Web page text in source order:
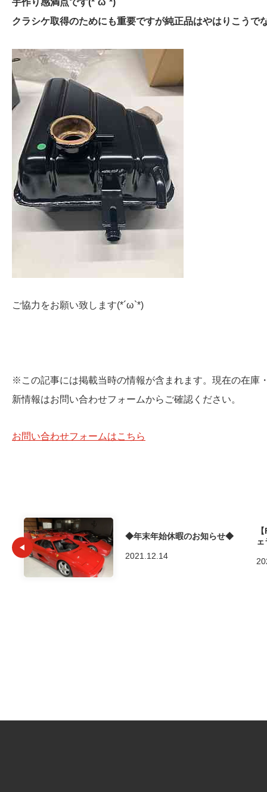
手作り感満点です(*´ω`*)
クラシケ取得のためにも重要ですが純正品はやはりこうで
ご協力をお願い致します(*´ω`*)
※この記事には掲載当時の情報が含まれます。現在の在庫
新情報はお問い合わせフォームからご確認ください。
お問い合わせフォームはこちら
◆年末年始休暇のお知らせ◆
2021.12.14